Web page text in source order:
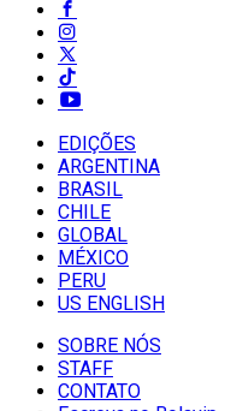
EDIÇÕES
ARGENTINA
BRASIL
CHILE
GLOBAL
MÉXICO
PERU
US ENGLISH
SOBRE NÓS
STAFF
CONTATO